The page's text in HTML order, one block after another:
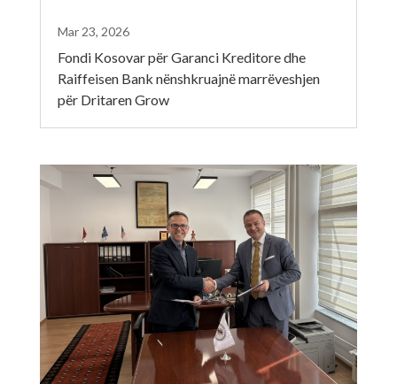
Fondi Kosovar për Garanci Kreditore dhe
Raiffeisen Bank nënshkruajnë marrëveshjen
për Dritaren Grow
Mar 23, 2026